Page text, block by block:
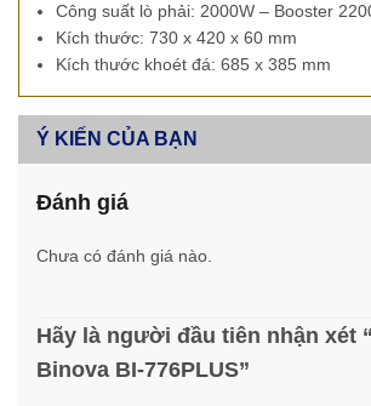
Công suất lò phải: 2000W – Booster
Kích thước: 730 x 420 x 60 mm
Kích thước khoét đá: 685 x 385 mm
Ý KIẾN CỦA BẠN
Đánh giá
Chưa có đánh giá nào.
Hãy là người đầu tiên nhận xét
Binova BI-776PLUS”